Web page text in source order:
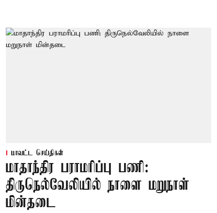
மாவட்ட செய்திகள்
மாதாந்திர பராமரிப்பு பணி:
திருநெல்வேலியில் நாளை மறுநாள்
மின்தடை